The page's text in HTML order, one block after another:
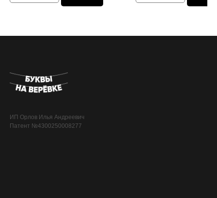
ИП Орлов Илья Андреевич
Патент №4300250008277